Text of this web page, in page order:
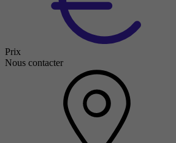
Prix
Nous contacter